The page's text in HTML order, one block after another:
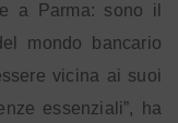
a Parma: sono il
mondo bancario
vicina ai suoi
essenziali”, ha